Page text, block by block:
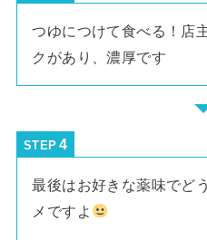
つゆにつけて食べる！店
クがあり、濃厚です
STEP
最後はお好きな薬味でど
メですよ